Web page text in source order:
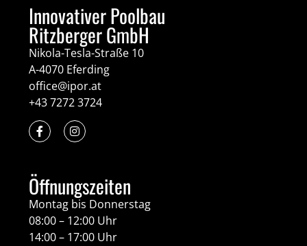
Innovativer Poolbau
Ritzberger GmbH
Nikola-Tesla-Straße 10
A-4070 Eferding
office@ipor.at
+43 7272 3724
Öffnungszeiten
Montag bis Donnerstag
08:00 – 12:00 Uhr
14:00 – 17:00 Uhr